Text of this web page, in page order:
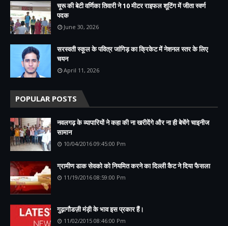
चूरू की बेटी वर्णिका तिवारी ने 10 मीटर राइफल शूटिंग में जीता स्वर्ण
पदक
June 30, 2026
सरस्वती स्कूल के पवित्र जांगिड़ का क्रिकेट में नेशनल स्तर के लिए
चयन
April 11, 2026
POPULAR POSTS
नवलगढ़ के व्यापारियों ने कहा की ना खरीदेंगे और ना ही बेचेंगे चाइनीज
सामान
10/04/2016 09:45:00 Pm
ग्रामीण डाक सेवको को नियमित करने का दिल्ली कैट ने दिया फैसला
11/19/2016 08:59:00 Pm
गुढ़ागौडज़ी मंड़ी के भाव इस प्रकार हैं।
11/02/2015 08:46:00 Pm